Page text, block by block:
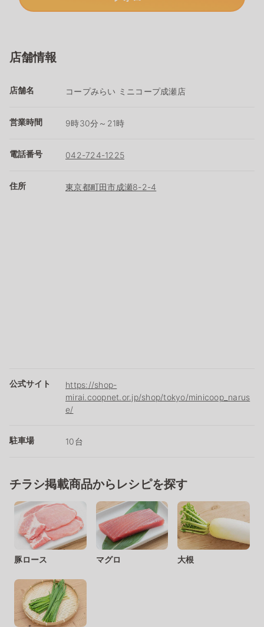
店舗情報
店舗名 コープみらい ミニコープ成瀬店
営業時間 9時30分～21時
電話番号 042-724-1225
住所 東京都町田市成瀬8-2-4
公式サイト
https://shop-
mirai.coopnet.or.jp/shop/tokyo/minicoop_narus
e/
駐車場 10台
チラシ掲載商品からレシピを探す
豚ロース マグロ 大根